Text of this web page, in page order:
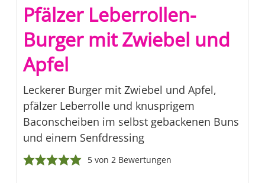
Pfälzer Leberrollen-
Burger mit Zwiebel und
Apfel
Leckerer Burger mit Zwiebel und Apfel,
pfälzer Leberrolle und knusprigem
Baconscheiben im selbst gebackenen Buns
und einem Senfdressing
5von 2Bewertungen